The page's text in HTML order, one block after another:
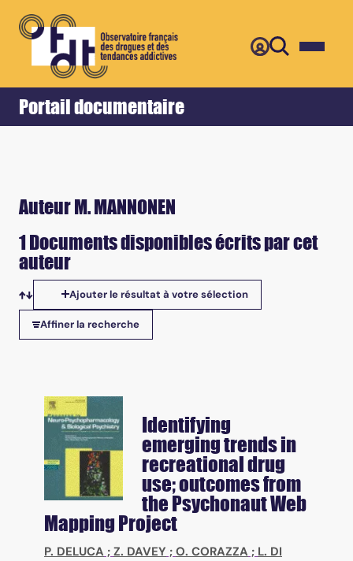
Portail documentaire
Accueil Retour
Auteur M. MANNONEN
1 Documents disponibles écrits par cet
auteur
Tris disponibles
Ajouter le résultat à votre sélection
Affiner la recherche
Identifying
emerging trends in
recreational drug
use; outcomes from
the Psychonaut Web
Mapping Project
P. DELUCA ; Z. DAVEY ; O. CORAZZA ; L. DI